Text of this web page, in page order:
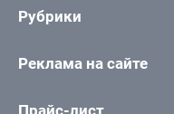
Рубрики
Реклама на сайте